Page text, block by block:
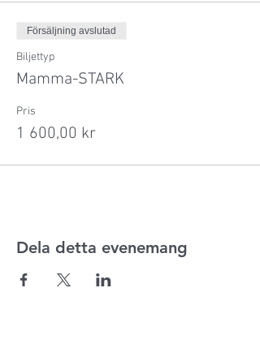
Försäljning avslutad
Biljettyp
Mamma-STARK
Pris
1 600,00 kr
Dela detta evenemang